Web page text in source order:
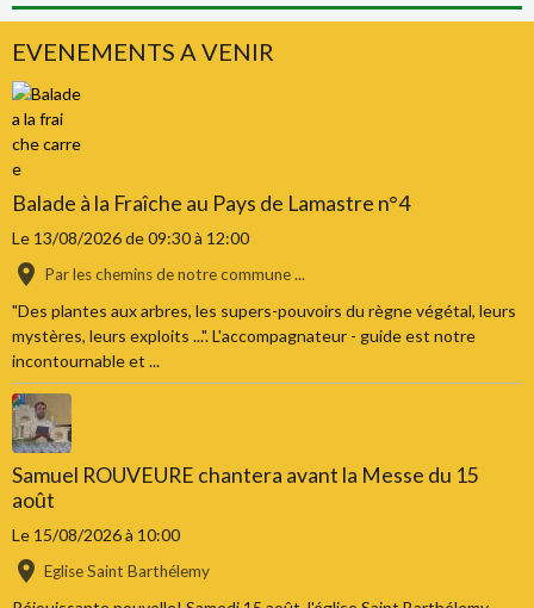
EVENEMENTS A VENIR
Balade à la Fraîche au Pays de Lamastre n°4
Le 13/08/2026de 09:30à 12:00
Par les chemins de notre commune ...
"Des plantes aux arbres, les supers-pouvoirs du règne végétal, leurs
mystères, leurs exploits ...". L'accompagnateur - guide est notre
incontournable et ...
Samuel ROUVEURE chantera avant la Messe du 15
août
Le 15/08/2026à 10:00
Eglise Saint Barthélemy